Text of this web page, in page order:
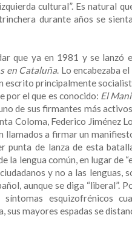
cultural”. Es natural
durante años se
que ya en 1981 y se lanzó
en Cataluña. Lo encabezaba
escrito principalmente
por el que es conocido: El
de sus firmantes más
Coloma, Federico Jiménez
llamados a firmar un
punta de lanza de esta
la lengua común, en lugar de
y no a las lenguas,
aunque se diga “liberal”.
síntomas esquizofrénicos
sus mayores espadas se